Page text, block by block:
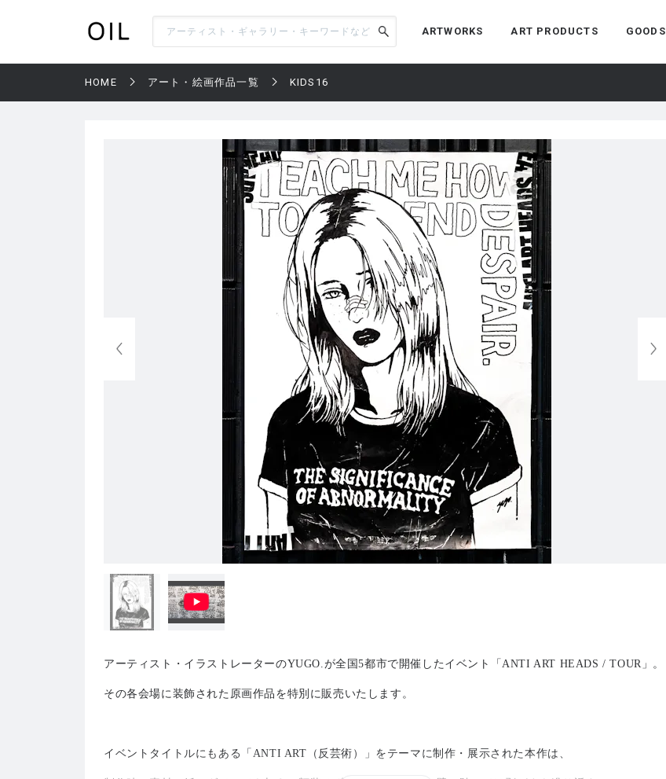
ARTWORKS ART PRODUCTS GOODS
HOME アート・絵画作品一覧 KIDS16
アーティスト・イラストレーターのYUGO.が全国5都市で開催したイベント「ANTI ART HEADS / TOUR」。
その各会場に装飾された原画作品を特別に販売いたします。
イベントタイトルにもある「ANTI ART（反芸術）」をテーマに制作・展示された本作は、